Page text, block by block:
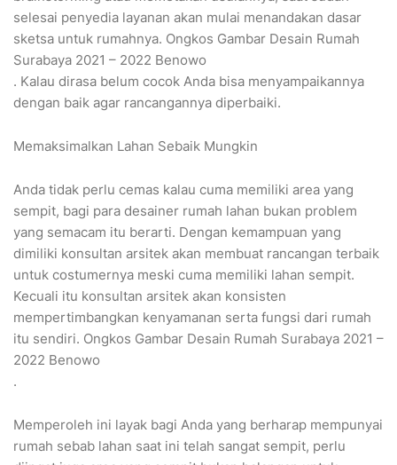
selesai penyedia layanan akan mulai menandakan dasar
sketsa untuk rumahnya. Ongkos Gambar Desain Rumah
Surabaya 2021 – 2022 Benowo
. Kalau dirasa belum cocok Anda bisa menyampaikannya
dengan baik agar rancangannya diperbaiki.
Memaksimalkan Lahan Sebaik Mungkin
Anda tidak perlu cemas kalau cuma memiliki area yang
sempit, bagi para desainer rumah lahan bukan problem
yang semacam itu berarti. Dengan kemampuan yang
dimiliki konsultan arsitek akan membuat rancangan terbaik
untuk costumernya meski cuma memiliki lahan sempit.
Kecuali itu konsultan arsitek akan konsisten
mempertimbangkan kenyamanan serta fungsi dari rumah
itu sendiri. Ongkos Gambar Desain Rumah Surabaya 2021 –
2022 Benowo
.
Memperoleh ini layak bagi Anda yang berharap mempunyai
rumah sebab lahan saat ini telah sangat sempit, perlu